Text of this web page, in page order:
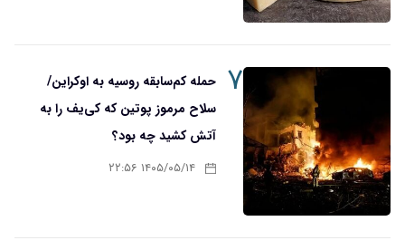
۷
حمله کم‌سابقه روسیه به اوکراین/
سلاح مرموز پوتین که کی‌یف را به
آتش کشید چه بود؟
۱۴۰۵/۰۵/۱۴ ۲۲:۵۶